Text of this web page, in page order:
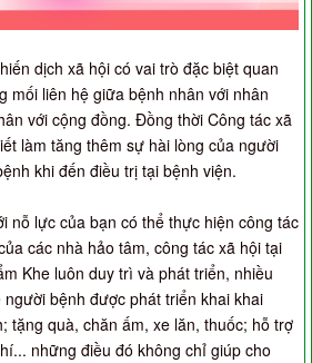
dịch xã hội có vai trò đặc biệt quan
mối liên hệ giữa bệnh nhân với nhân
với cộng đồng. Đồng thời Công tác xã
làm tăng thêm sự hài lòng của người
khi đến điều trị tại bệnh viện.
nỗ lực của bạn có thể thực hiện công tác
các nhà hảo tâm, công tác xã hội tại
Khe luôn duy trì và phát triển, nhiều
bệnh được phát triển khai khai
tặng quà, chăn ấm, xe lăn, thuốc; hỗ trợ
những điều đó không chỉ giúp cho